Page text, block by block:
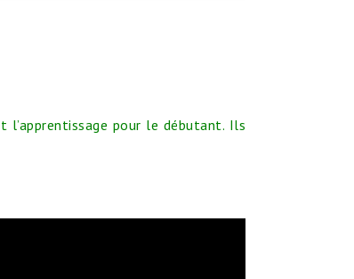
l’apprentissage pour le débutant. Ils